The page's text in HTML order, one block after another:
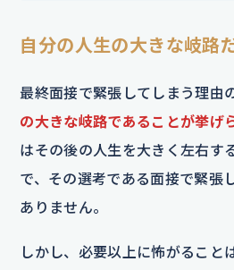
自分の人生の大きな岐路
最終面接で緊張してしまう理由
の大きな岐路であることが挙げ
はその後の人生を大きく左右す
で、その選考である面接で緊張
ありません。
しかし、必要以上に怖がること